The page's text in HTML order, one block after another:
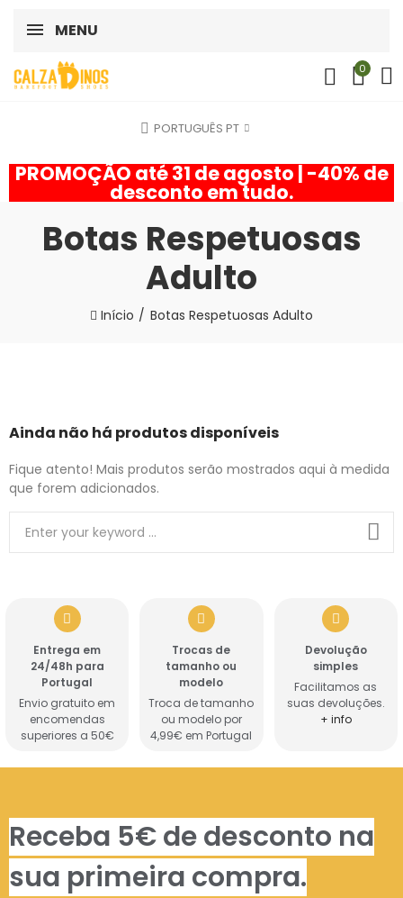
MENU
0
PORTUGUÊS PT
PROMOÇÃO até 31 de agosto | -40% de
desconto em tudo.
Botas Respetuosas
Adulto
Início Botas Respetuosas Adulto
Ainda não há produtos disponíveis
Fique atento! Mais produtos serão mostrados aqui à medida
que forem adicionados.
Entrega em
24/48h para
Portugal
Envio gratuito em
encomendas
superiores a 50€
Trocas de
tamanho ou
modelo
Troca de tamanho
ou modelo por
4,99€ em Portugal
Devolução
simples
Facilitamos as
suas devoluções.
+ info
Receba 5€ de desconto na
sua primeira compra.